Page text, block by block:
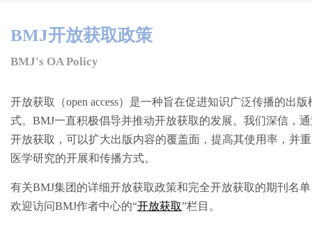
BMJ开放获取政策
BMJ's OA Policy
开放获取（open access）是一种旨在促进知识广泛传播的出版
式。BMJ一直积极倡导并推动开放获取的发展。我们深信，
开放获取，可以扩大出版内容的覆盖面，提高其使用率，并
医学研究的开展和传播方式。
有关BMJ集团的详细开放获取政策和完全开放获取的期刊名
欢迎访问BMJ作者中心的“开放获取”栏目。